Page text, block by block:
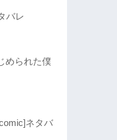
バレ
められた僕
ネタバ